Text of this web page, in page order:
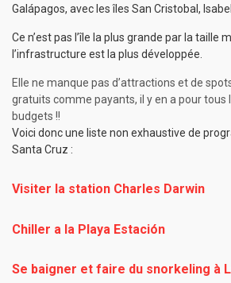
Galápagos, avec les îles San Cristobal,
Ce n’est pas l’île la plus grande par la taille
l’infrastructure est la plus développée.
Elle ne manque pas d’attractions et de
gratuits comme payants, il y en a pour tous
budgets !!
Voici donc une liste non exhaustive de
Santa Cruz :
Visiter la station Charles Darwin
Chiller a la Playa Estación
Se baigner et faire du snorkeling à